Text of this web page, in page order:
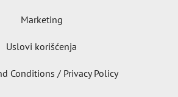
Marketing
Uslovi korišćenja
Conditions / Privacy Policy